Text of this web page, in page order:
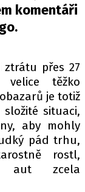
komentáři
ztrátu přes 27
těžko
je totiž
složité situaci,
aby mohly
pád trhu,
rostl,
aut zcela